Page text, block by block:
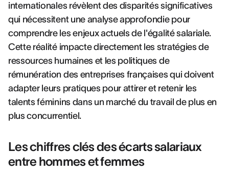
internationales révèlent des disparités significatives
qui nécessitent une analyse approfondie pour
comprendre les enjeux actuels de l'égalité salariale.
Cette réalité impacte directement les stratégies de
ressources humaines et les politiques de
rémunération des entreprises françaises qui doivent
adapter leurs pratiques pour attirer et retenir les
talents féminins dans un marché du travail de plus en
plus concurrentiel.
Les chiffres clés des écarts salariaux
entre hommes et femmes